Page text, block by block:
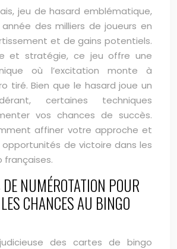
jeu de hasard emblématique,
des milliers de joueurs en
et de gains potentiels.
et stratégie, ce jeu offre une
où l’excitation monte à
tiré. Bien que le hasard joue un
certaines techniques
vos chances de succès.
affiner votre approche et
opportunités de victoire dans les
françaises.
NUMÉROTATION POUR
CHANCES AU BINGO
des cartes de bingo